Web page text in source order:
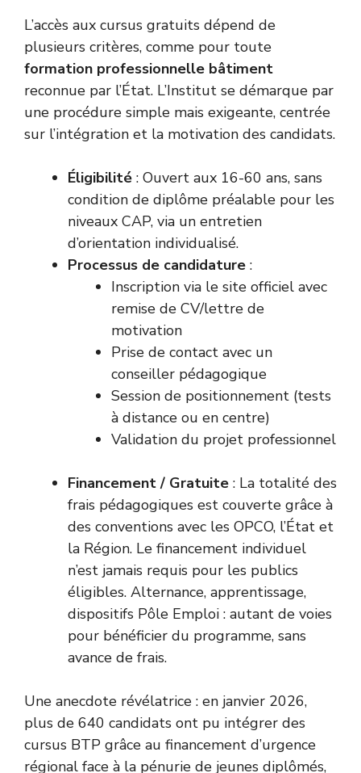
L’accès aux cursus gratuits dépend de
plusieurs critères, comme pour toute
formation professionnelle bâtiment
reconnue par l’État. L’Institut se démarque par
une procédure simple mais exigeante, centrée
sur l’intégration et la motivation des candidats.
Éligibilité : Ouvert aux 16-60 ans, sans
condition de diplôme préalable pour les
niveaux CAP, via un entretien
d’orientation individualisé.
Processus de candidature :
Inscription via le site officiel avec
remise de CV/lettre de
motivation
Prise de contact avec un
conseiller pédagogique
Session de positionnement (tests
à distance ou en centre)
Validation du projet professionnel
Financement / Gratuite : La totalité des
frais pédagogiques est couverte grâce à
des conventions avec les OPCO, l’État et
la Région. Le financement individuel
n’est jamais requis pour les publics
éligibles. Alternance, apprentissage,
dispositifs Pôle Emploi : autant de voies
pour bénéficier du programme, sans
avance de frais.
Une anecdote révélatrice : en janvier 2026,
plus de 640 candidats ont pu intégrer des
cursus BTP grâce au financement d’urgence
régional face à la pénurie de jeunes diplômés,